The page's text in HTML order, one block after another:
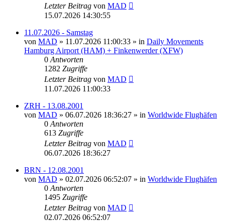
Letzter Beitrag von MAD
15.07.2026 14:30:55
11.07.2026 - Samstag
von MAD » 11.07.2026 11:00:33 » in Daily Movements
Hamburg Airport (HAM) + Finkenwerder (XFW)
0 Antworten
1282 Zugriffe
Letzter Beitrag von MAD
11.07.2026 11:00:33
ZRH - 13.08.2001
von MAD » 06.07.2026 18:36:27 » in Worldwide Flughäfen
0 Antworten
613 Zugriffe
Letzter Beitrag von MAD
06.07.2026 18:36:27
BRN - 12.08.2001
von MAD » 02.07.2026 06:52:07 » in Worldwide Flughäfen
0 Antworten
1495 Zugriffe
Letzter Beitrag von MAD
02.07.2026 06:52:07